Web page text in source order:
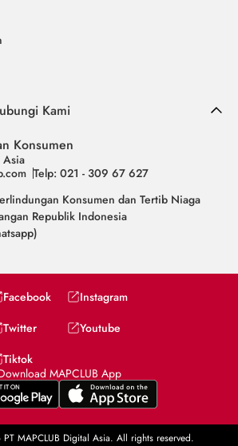
Kami
Konsumen
Asia
Telp: 021 - 309 67 627
Konsumen dan Tertib Niaga
Republik Indonesia
Facebook
Instagram
Twitter
Youtube
Tiktok
MAPCLUB App
MAPCLUB Digital Asia. All rights reserved.